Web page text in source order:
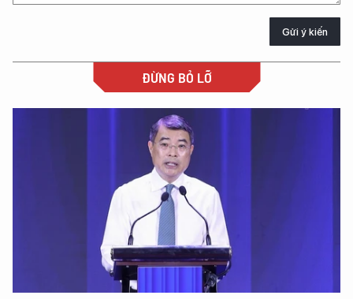
Gửi ý kiến
ĐỪNG BỎ LỠ